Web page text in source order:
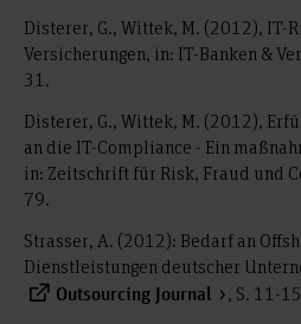
Disterer, G., Wittek, M. (2012), IT-
Versicherungen, in: IT-Banken &
31.
Disterer, G., Wittek, M. (2012),
an die IT-Compliance - Ein
in: Zeitschrift für Risk, Fraud und
79.
Strasser, A. (2012): Bedarf an
Dienstleistungen deutscher
Outsourcing Journal
, S. 11-